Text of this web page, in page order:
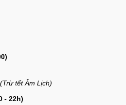
tết Âm Lịch)
- 22h)